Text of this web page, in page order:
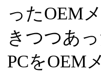
ったOEM
きつつあ
PCをOEM